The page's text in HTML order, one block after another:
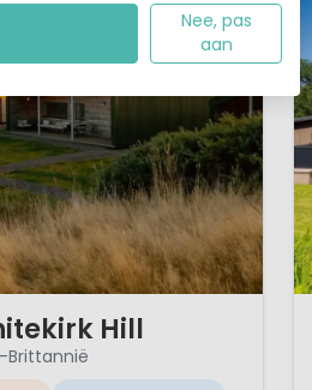
Hill
Brittannië
Nee, pas
aan